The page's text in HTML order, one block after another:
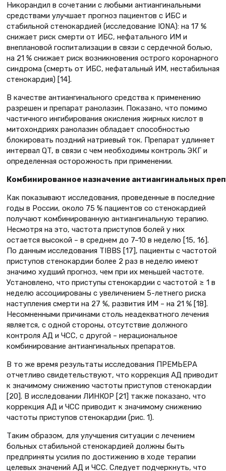
Никорандил в сочетании с любыми антиангинальными
средствами улучшает прогноз пациентов с ИБС и
стабильной стенокардией (исследование IONA): на 17 %
снижает риск смерти от ИБС, нефатального ИМ и
внеплановой госпитализации в связи с сердечной болью,
на 21 % снижает риск возникновения острого коронарного
синдрома (смерть от ИБС, нефатальный ИМ, нестабильная
стенокардия) [14].
В качестве антиангинального средства к применению
разрешен и препарат ранолазин. Показано, что помимо
частичного ингибирования окисления жирных кислот в
митохондриях ранолазин обладает способностью
блокировать поздний натриевый ток. Препарат удлиняет
интервал QT, в связи с чем необходимы контроль ЭКГ и
определенная осторожность при применении.
Комбинированное назначение антиангинальных
Как показывают исследования, проведенные в последние
годы в России, около 75 % пациентов со стенокардией
получают комбинированную антиангинальную терапию.
Несмотря на это, частота приступов болей у них
остается высокой – в среднем до 7–10 в неделю [15, 16].
По данным исследования TIBBS [17], пациенты с частотой
приступов стенокардии более 2 раз в неделю имеют
значимо худший прогноз, чем при их меньшей частоте.
Установлено, что приступы стенокардии с частотой ≥ 1 в
неделю ассоциированы с увеличением 5-летнего риска
наступления смерти на 27 %, развития ИМ – на 21 % [18].
Несомненными причинами столь неадекватного лечения
является, с одной стороны, отсутствие должного
контроля АД и ЧСС, с другой – нерациональное
комбинирование антиангинальных препаратов.
В то же время результаты исследования ПРЕМЬЕРА
отчетливо свидетельствуют, что коррекция АД приводит
к значимому снижению частоты приступов стенокардии
[20]. В исследовании ЛИНКОР [21] также показано, что
коррекция АД и ЧСС приводит к значимому снижению
частоты приступов стенокардии (рис. 1).
Таким образом, для улучшения ситуации с лечением
больных стабильной стенокардией должны быть
предприняты усилия по достижению в ходе терапии
целевых значений АД и ЧСС. Следует подчеркнуть, что